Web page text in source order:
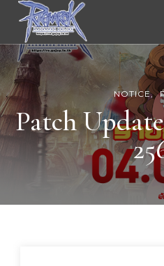
Ragnarok
NOTICE
Patch